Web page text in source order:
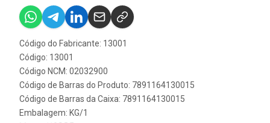
Código do Fabricante: 13001
Código: 13001
Código NCM: 02032900
Código de Barras do Produto: 7891164130015
Código de Barras da Caixa: 7891164130015
Embalagem: KG/1